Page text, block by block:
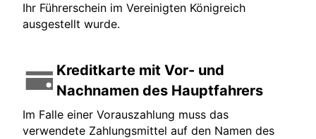
Ihr Führerschein im Vereinigten Königreich
ausgestellt wurde.
Kreditkarte mit Vor- und
Nachnamen des Hauptfahrers
Im Falle einer Vorauszahlung muss das
verwendete Zahlungsmittel auf den Namen des